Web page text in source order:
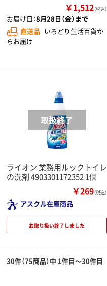
￥1,512（税込）
お届け日：8月28日（金）まで
直送品 いろどり生活百貨か
らお届け
ライオン 業務用ルックトイレ
の洗剤 4903301172352 1個
￥269（税込）
アスクル在庫商品
お取り扱い終了しました
30件（75商品）中 1件目～30件目